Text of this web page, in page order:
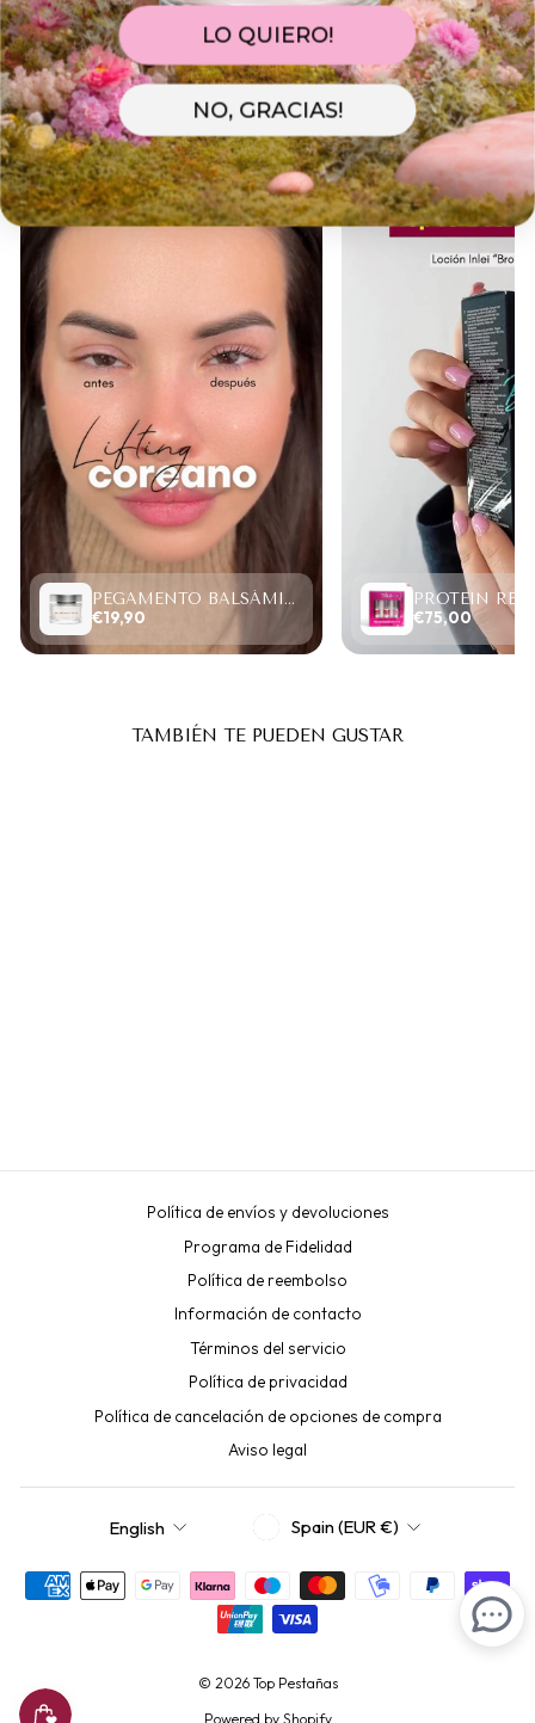
PEGAMENTO BALSÁMICO CLEAR LASH 15ML
€19,90 €75,00
TAMBIÉN TE PUEDEN GUSTAR
Política de envíos y devoluciones
Programa de Fidelidad
Política de reembolso
Información de contacto
Términos del servicio
Política de privacidad
Política de cancelación de opciones de compra
Aviso legal
LANGUAGE
English CURRENCY
Spain (EUR €)
© 2026 Top Pestañas
Powered by Shopify
LO QUIERO!
NO, GRACIAS!